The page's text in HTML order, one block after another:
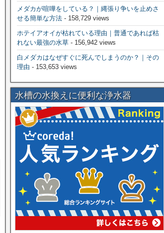
メダカが喧嘩をしている？｜縄張り争いを止めさ
せる簡単な方法- 158,729 views
ホテイアオイが枯れている理由｜普通であれば枯
れない最強の水草- 156,942 views
白メダカはなぜすぐに死んでしまうのか？｜その
理由 - 153,653 views
水槽の水換えに便利な浄水器